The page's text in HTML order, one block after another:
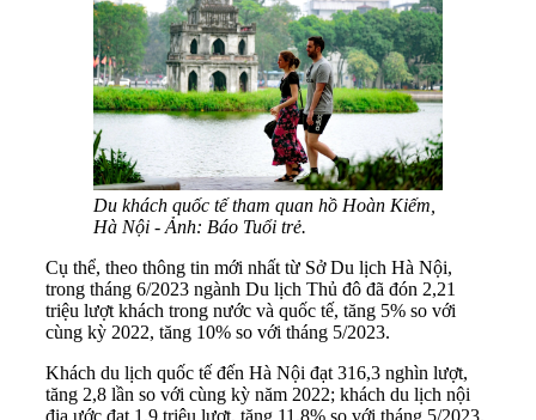
Du khách quốc tế tham quan hồ Hoàn Kiếm,
Hà Nội - Ảnh: Báo Tuổi trẻ.
Cụ thể, theo thông tin mới nhất từ Sở Du lịch Hà Nội,
trong tháng 6/2023 ngành Du lịch Thủ đô đã đón 2,21
triệu lượt khách trong nước và quốc tế, tăng 5% so với
cùng kỳ 2022, tăng 10% so với tháng 5/2023.
Khách du lịch quốc tế đến Hà Nội đạt 316,3 nghìn lượt,
tăng 2,8 lần so với cùng kỳ năm 2022; khách du lịch nội
địa ước đạt 1,9 triệu lượt, tăng 11,8% so với tháng 5/2023.